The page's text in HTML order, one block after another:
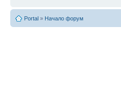
Portal » Начало форум